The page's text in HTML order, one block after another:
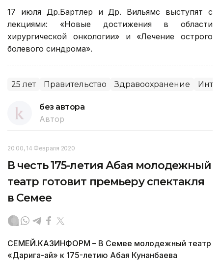
17 июля Др.Бартлер и Др. Вильямс выступят с
лекциями: «Новые достижения в области
хирургической онкологии» и «Лечение острого
болевого синдрома».
25 лет Правительство Здравоохранение
без автора
Автор
20:00, 14 Февраля 2020
В честь 175-летия Абая молодежный
театр готовит премьеру спектакля
в Семее
СЕМЕЙ.КАЗИНФОРМ – В Семее молодежный театр
«Дарига-ай» к 175-летию Абая Кунанбаева